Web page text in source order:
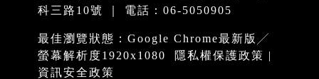
科三路10號 ｜ 電話：06-5050905
最佳瀏覽狀態：Google Chrome最新版╱
螢幕解析度1920x1080
隱私權保護政策 |
資訊安全政策